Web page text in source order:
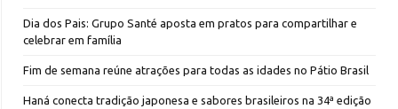
Dia dos Pais: Grupo Santé aposta em pratos para compartilhar e
celebrar em família
Fim de semana reúne atrações para todas as idades no Pátio Brasil
Haná conecta tradição japonesa e sabores brasileiros na 34ª edição